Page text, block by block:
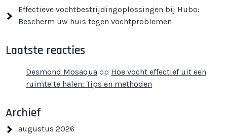
Effectieve vochtbestrijdingoplossingen bij Hubo:
Bescherm uw huis tegen vochtproblemen
Laatste reacties
Desmond Mosaqua op Hoe vocht effectief uit een
ruimte te halen: Tips en methoden
Archief
augustus 2026